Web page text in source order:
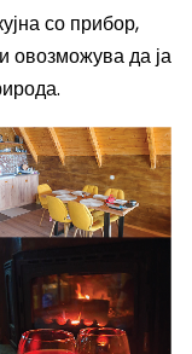
со прибор,
овозможува да ја